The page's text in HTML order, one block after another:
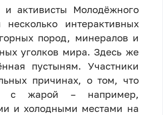
и активисты Молодёжного
интерактивных
пород, минералов и
уголков мира. Здесь же
пустыням. Участники
причинах, о том, что
с жарой – например,
и холодными местами на